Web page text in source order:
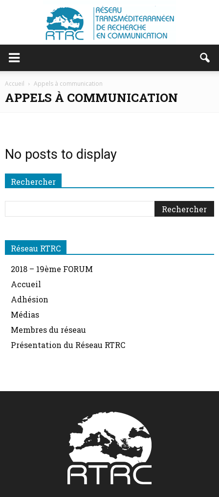
RESEAU
Accueil Appels à communication
APPELS À COMMUNICATION
No posts to display
Rechercher
Réseau RTRC
2018 – 19ème FORUM
Accueil
Adhésion
Médias
Membres du réseau
Présentation du Réseau RTRC